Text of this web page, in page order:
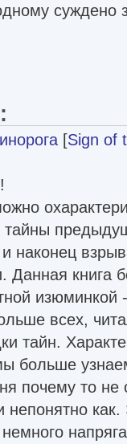
суждено
[Sign of
наконец
Данная книга
изюминкой
всех,
тайн.
больше
почему то
непонятно